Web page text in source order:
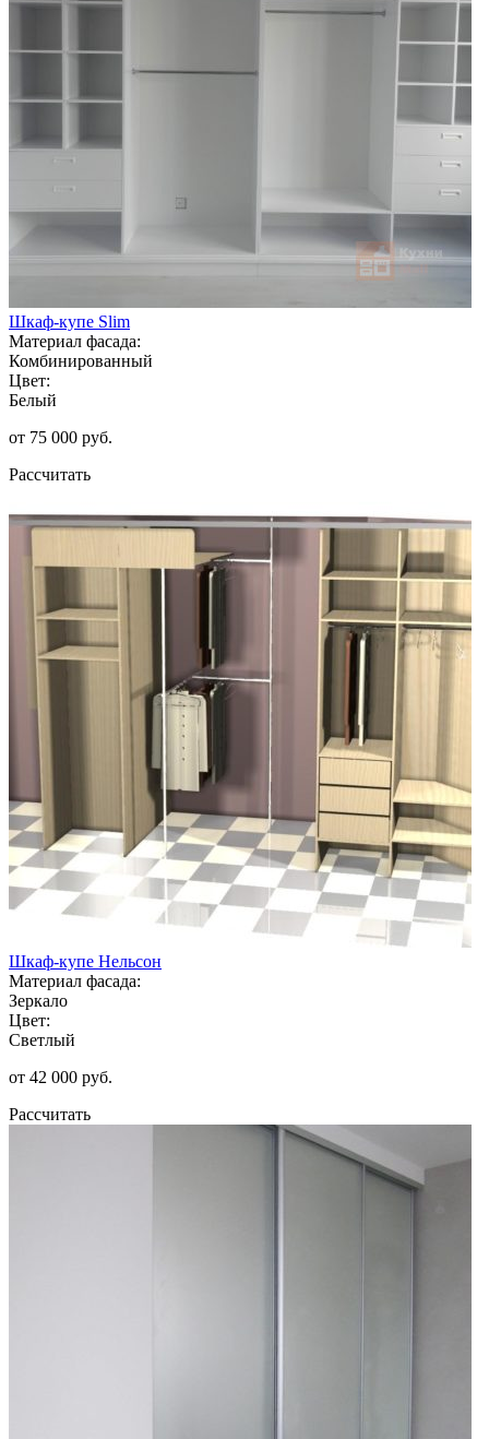
Шкаф-купе Slim
Материал фасада:
Комбинированный
Цвет:
Белый
от 75 000 руб.
Рассчитать
Шкаф-купе Нельсон
Материал фасада:
Зеркало
Цвет:
Светлый
от 42 000 руб.
Рассчитать